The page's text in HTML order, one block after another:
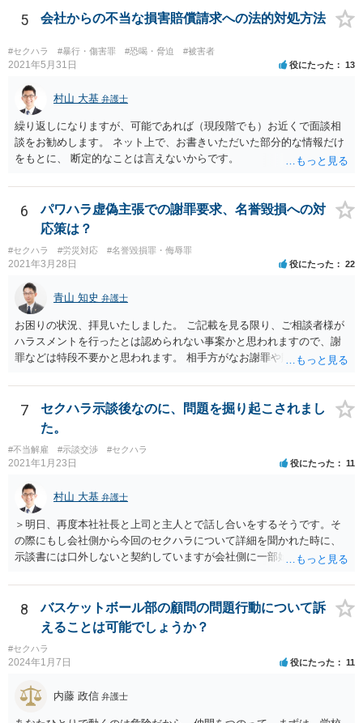
かと思いますが、依頼する弁護士に詳細を説明したうえで指示を仰い
5 会社からの不当な損害賠償請求への法的対処方法
#セクハラ #暴行・傷害罪 #恐喝・脅迫 #被害者
2021年5月31日 役にたった 13
村山 大基 弁護士
繰り返しになりますが、可能であれば（現段階でも）お近くで面談相
談をお勧めします。 ネット上で、お書きいただいた部分的な情報だけ
をもとに、 断定的なことは言えないからです。
6
パワハラ虚偽主張での謝罪要求、名誉毀損への対
応策は？
#セクハラ #労災対応 #名誉毀損罪・侮辱罪
2021年3月28日 役にたった 22
青山 知史 弁護士
お困りの状況、拝見いたしました。 ご記載を見る限り、ご相談者様が
ハラスメントを行ったとは認められない事案かと思われますので、謝
罪などは特段不要かと思われます。 相手方がなお謝罪や賠償を要求す
訴訟などによって債務不存在確認などを求めることも可能です。 相手
方の行為は、ご相談者様の名誉や名誉感情を損なう事項を第三者に通
知したものであり、社内でも共有されている実態を考えれば、金額の
多寡は別として、名誉毀損に基づく損害賠償請求などが成立する可能
性もあるかと思われます。 本件に対する対応ですが、そもそも根拠を
欠く主張であり、会社としても相手方の請求を取り合うつもり事態が
ない可能性もあるかと思われます。 こうした場合であれば、結局は相
手方として、言い分がなにも通らないまま、断念ををすることにな
り、ご相談者様も直接に問題のある人物と接触を持たずに済むかと思
いますので、必ずしも、ご相談者様がコストをかけて、相手方を責め
るまでをしなくともよいかとも考えられます。 もっとも、ご相談者様
として本件行動が納得できない場合には、コスト面も生じることから
十分にご検討をいただく必要はあるかと思いますが、相手方に対して
正式な警告の書面を送ったり、名誉毀損に当たりうる行為について、
賠償を求めていく余地はあるかと思われます。
7
セクハラ示談後なのに、問題を掘り起こされまし
た。
#不当解雇 #示談交渉 #セクハラ
2021年1月23日 役にたった 11
村山 大基 弁護士
＞明日、再度本社社長と上司と主人とで話し合いをするそうです。そ
の際にもし会社側から今回のセクハラについて詳細を聞かれた時に、
示談書には口外しないと契約していますが会社側に一部始終を話して
合、どのように対応したら良いですか？ 一番無難なのは、①事前に弁
護士に相談してからにしたい、と伝え、②話し合いを延期してもらっ
てご主人が近くで法律相談に行くことです。 ネット上ですと、示談書
も確認できませんし、「言葉による下ネタ」がどのようなものか、示
談に至る具体的な経緯、示談後相手が会社に話した内容など、詳しい
事情がわかりません。これらの事情がわからずに、相談者さんからの
又聞きの情報だけをもとに回答するのは妥当ではないと考えるからで
す。
8
バスケットボール部の顧問の問題行動について訴
えることは可能でしょうか？
#セクハラ
2024年1月7日 役にたった 11
内藤 政信 弁護士